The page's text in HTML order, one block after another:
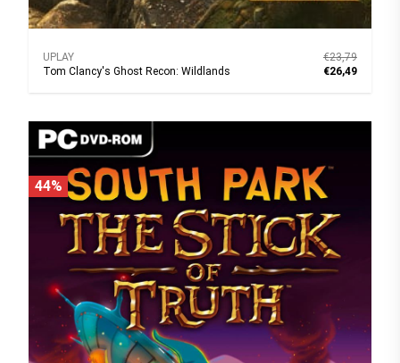
UPLAY
Tom Clancy's Ghost Recon: Wildlands
€23,79
€26,49
44%